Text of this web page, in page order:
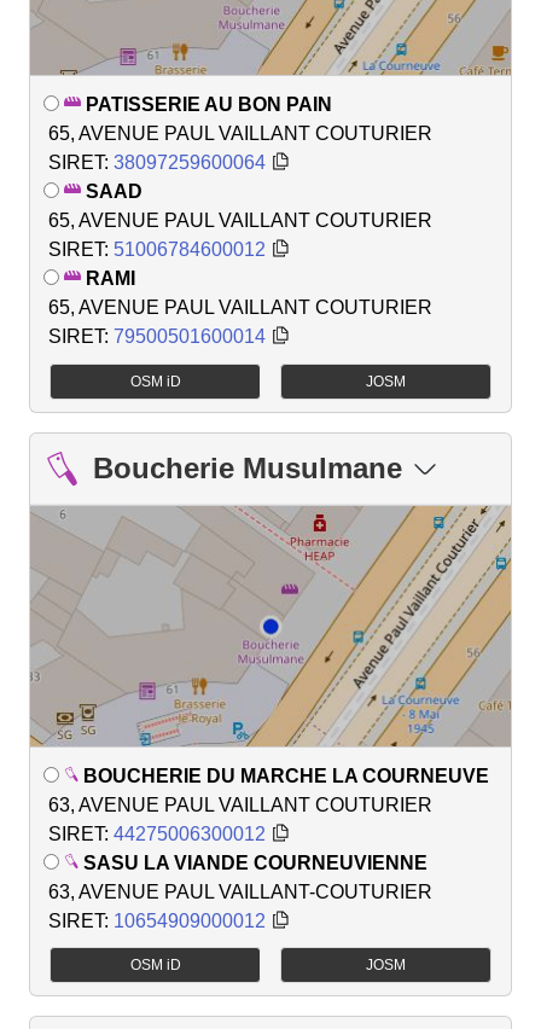
PATISSERIE AU BON PAIN
65, AVENUE PAUL VAILLANT COUTURIER
SIRET: 38097259600064
SAAD
65, AVENUE PAUL VAILLANT COUTURIER
SIRET: 51006784600012
RAMI
65, AVENUE PAUL VAILLANT COUTURIER
SIRET: 79500501600014
OSM iD JOSM
Boucherie Musulmane
BOUCHERIE DU MARCHE LA COURNEUVE
63, AVENUE PAUL VAILLANT COUTURIER
SIRET: 44275006300012
SASU LA VIANDE COURNEUVIENNE
63, AVENUE PAUL VAILLANT-COUTURIER
SIRET: 10654909000012
OSM iD JOSM